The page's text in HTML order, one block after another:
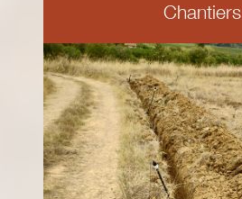
Chantiers